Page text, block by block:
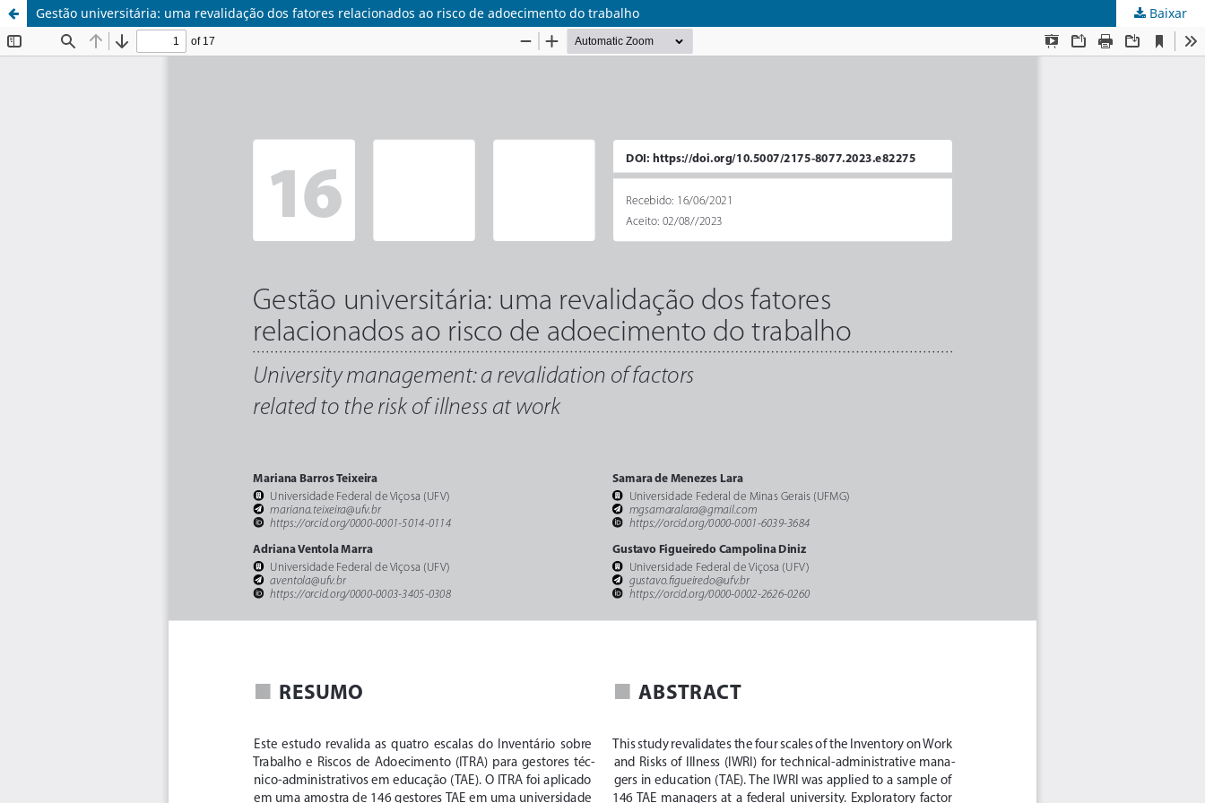
Gestão universitária: uma revalidação dos fatores relacionados ao risco de adoecimento do trabalho Baixar